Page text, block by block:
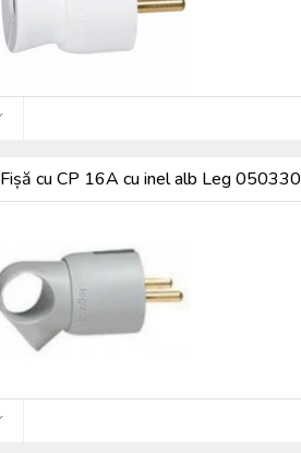
Fișă cu CP 16A cu inel alb Leg 050330